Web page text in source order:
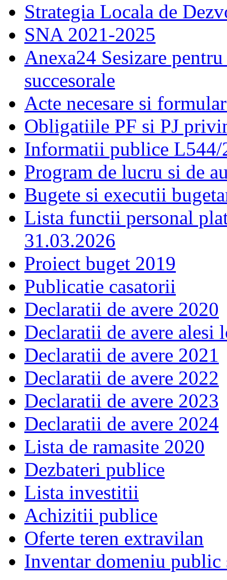
Strategia Locala de
SNA 2021-2025
Anexa24 Sesizare
succesorale
Acte necesare si
Obligatiile PF si PJ
Informatii publice L544/
Program de lucru si de
Bugete si executii
Lista functii personal
31.03.2026
Proiect buget 2019
Publicatie casatorii
Declaratii de avere 2020
Declaratii de avere alesi
Declaratii de avere 2021
Declaratii de avere 2022
Declaratii de avere 2023
Declaratii de avere 2024
Lista de ramasite 2020
Dezbateri publice
Lista investitii
Achizitii publice
Oferte teren extravilan
Inventar domeniu